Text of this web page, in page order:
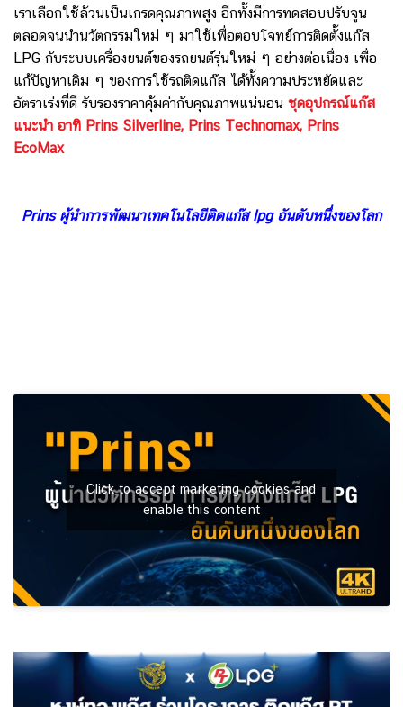
เราเลือกใช้ล้วนเป็นเกรดคุณภาพสูง อีกทั้งมีการทดสอบปรับจูน
ตลอดจนนำนวัตกรรมใหม่ ๆ มาใช้เพื่อตอบโจทย์การติดตั้งแก๊ส
LPG กับระบบเครื่องยนต์ของรถยนต์รุ่นใหม่ ๆ อย่างต่อเนื่อง เพื่อ
แก้ปัญหาเดิม ๆ ของการใช้รถติดแก๊ส ได้ทั้งความประหยัดและ
อัตราเร่งที่ดี รับรองราคาคุ้มค่ากับคุณภาพแน่นอน ชุดอุปกรณ์แก๊ส
แนะนำ อาทิ Prins Silverline, Prins Technomax, Prins
EcoMax
Prins ผู้นำการพัฒนาเทคโนโลยีติดแก๊ส lpg อันดับหนึ่งของโลก
Click to accept marketing cookies and
enable this content